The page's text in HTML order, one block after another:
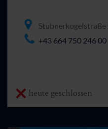
Stubnerkogelstraße
+43 664 750 246 00
heute geschlossen